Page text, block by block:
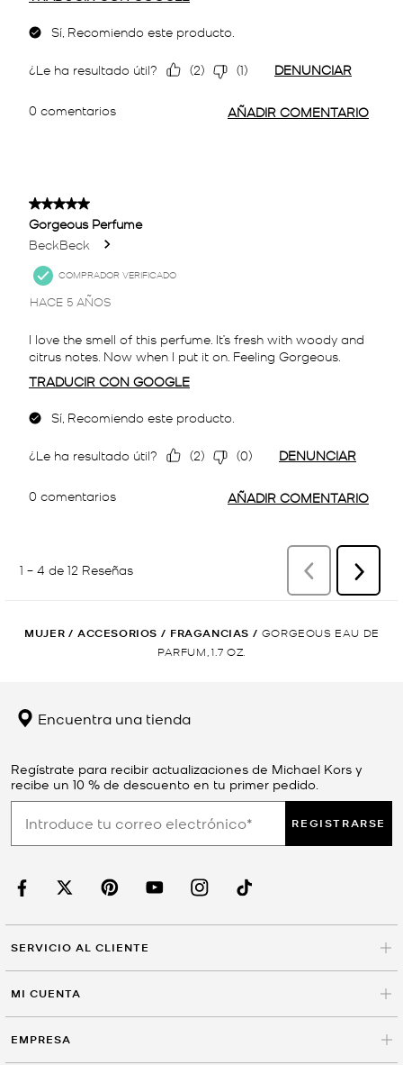
MUJER / ACCESORIOS / FRAGANCIAS / GORGEOUS EAU DE
PARFUM, 1.7 OZ.
Encuentra una tienda
Regístrate para recibir actualizaciones de Michael Kors y
recibe un 10 % de descuento en tu primer pedido.
REGISTRARSE
SERVICIO AL CLIENTE
MI CUENTA
EMPRESA